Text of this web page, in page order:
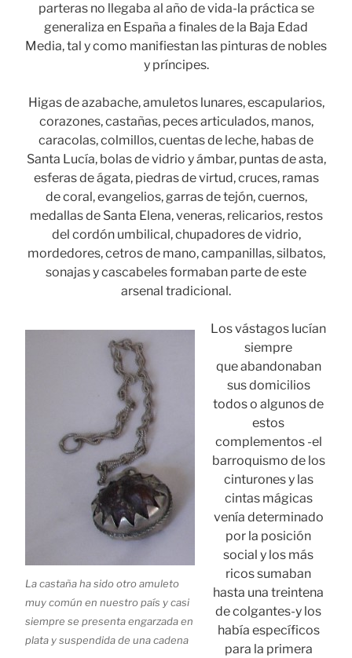
parteras no llegaba al año de vida-la práctica se
generaliza en España a finales de la Baja Edad
Media, tal y como manifiestan las pinturas de nobles
y príncipes.
Higas de azabache, amuletos lunares, escapularios,
corazones, castañas, peces articulados, manos,
caracolas, colmillos, cuentas de leche, habas de
Santa Lucía, bolas de vidrio y ámbar, puntas de asta,
esferas de ágata, piedras de virtud, cruces, ramas
de coral, evangelios, garras de tejón, cuernos,
medallas de Santa Elena, veneras, relicarios, restos
del cordón umbilical, chupadores de vidrio,
mordedores, cetros de mano, campanillas, silbatos,
sonajas y cascabeles formaban parte de este
arsenal tradicional.
La castaña ha sido otro amuleto
muy común en nuestro país y casi
siempre se presenta engarzada en
plata y suspendida de una cadena
Los vástagos lucían
siempre
que abandonaban
sus domicilios
todos o algunos de
estos
complementos -el
barroquismo de los
cinturones y las
cintas mágicas
venía determinado
por la posición
social y los más
ricos sumaban
hasta una treintena
de colgantes-y los
había específicos
para la primera